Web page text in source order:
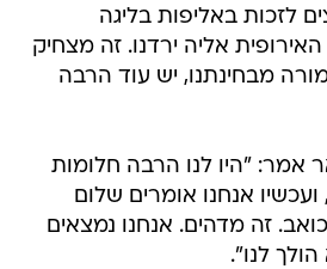
לזכות באליפות בליגה
אליה ירדנו. זה מצחיק
מבחינתנו, יש עוד הרבה
אמר: "היו לנו הרבה חלומות
ועכשיו אנחנו אומרים שלום
זה מדהים. אנחנו נמצאים
לנו".